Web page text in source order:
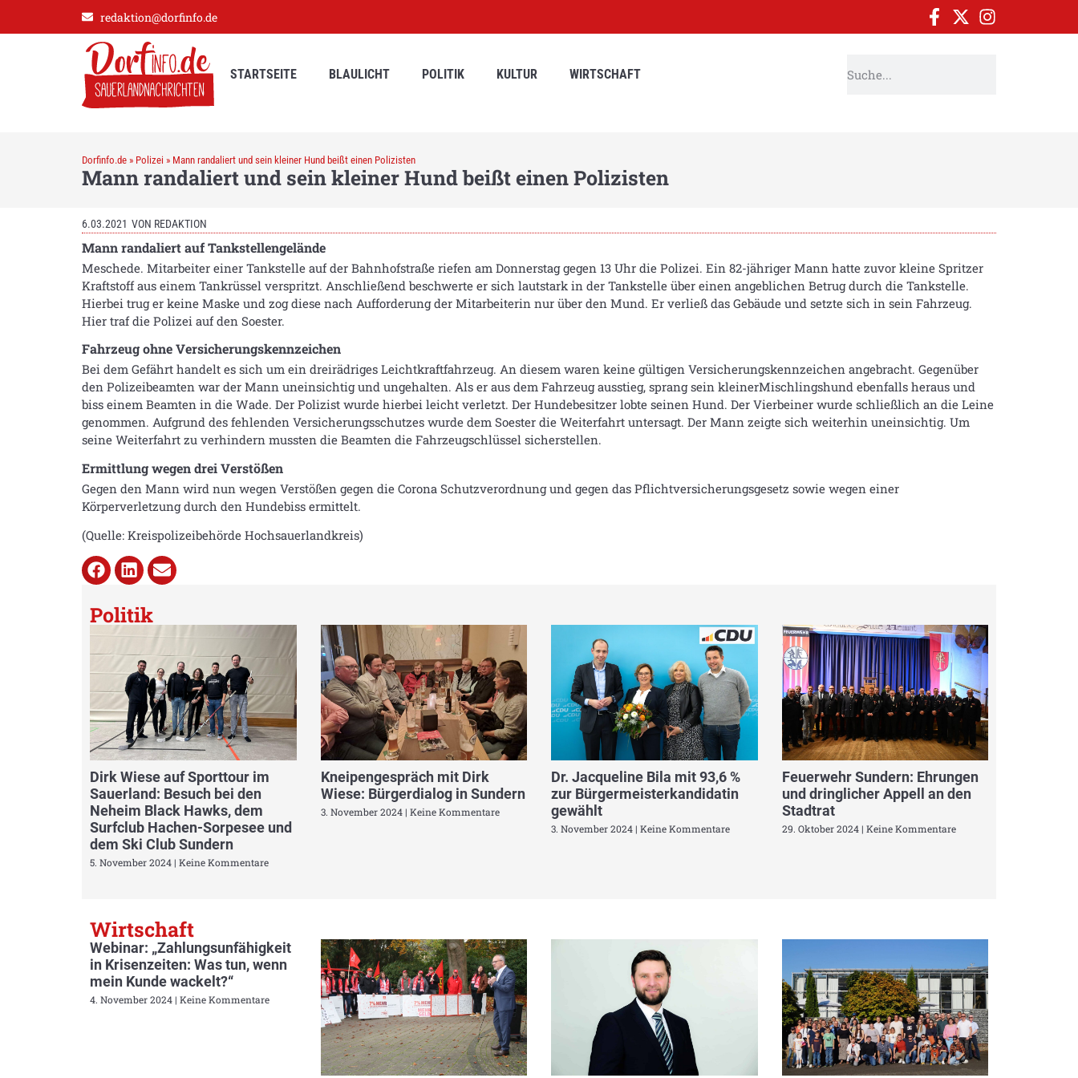
redaktion@dorfinfo.de
STARTSEITE BLAULICHT POLITIK KULTUR WIRTSCHAFT
Dorfinfo.de » Polizei » Mann randaliert und sein kleiner Hund beißt einen Polizisten
Mann randaliert und sein kleiner Hund beißt einen Polizisten
6.03.2021 VON REDAKTION
Mann randaliert auf Tankstellengelände
Meschede. Mitarbeiter einer Tankstelle auf der Bahnhofstraße riefen am Donnerstag gegen 13 Uhr die Polizei. Ein 82-jähriger Mann hatte zuvor kleine Spritzer
Kraftstoff aus einem Tankrüssel verspritzt. Anschließend beschwerte er sich lautstark in der Tankstelle über einen angeblichen Betrug durch die Tankstelle.
Hierbei trug er keine Maske und zog diese nach Aufforderung der Mitarbeiterin nur über den Mund. Er verließ das Gebäude und setzte sich in sein Fahrzeug.
Hier traf die Polizei auf den Soester.
Fahrzeug ohne Versicherungskennzeichen
Bei dem Gefährt handelt es sich um ein dreirädriges Leichtkraftfahrzeug. An diesem waren keine gültigen Versicherungskennzeichen angebracht. Gegenüber
den Polizeibeamten war der Mann uneinsichtig und ungehalten. Als er aus dem Fahrzeug ausstieg, sprang sein kleinerMischlingshund ebenfalls heraus und
biss einem Beamten in die Wade. Der Polizist wurde hierbei leicht verletzt. Der Hundebesitzer lobte seinen Hund. Der Vierbeiner wurde schließlich an die Leine
genommen. Aufgrund des fehlenden Versicherungsschutzes wurde dem Soester die Weiterfahrt untersagt. Der Mann zeigte sich weiterhin uneinsichtig. Um
seine Weiterfahrt zu verhindern mussten die Beamten die Fahrzeugschlüssel sicherstellen.
Ermittlung wegen drei Verstößen
Gegen den Mann wird nun wegen Verstößen gegen die Corona Schutzverordnung und gegen das Pflichtversicherungsgesetz sowie wegen einer
Körperverletzung durch den Hundebiss ermittelt.
(Quelle: Kreispolizeibehörde Hochsauerlandkreis)
Politik
Dirk Wiese auf Sporttour im
Sauerland: Besuch bei den
Neheim Black Hawks, dem
Surfclub Hachen-Sorpesee und
dem Ski Club Sundern
5. November 2024 Keine Kommentare
Kneipengespräch mit Dirk
Wiese: Bürgerdialog in Sundern
3. November 2024 Keine Kommentare
Dr. Jacqueline Bila mit 93,6 %
zur Bürgermeisterkandidatin
gewählt
3. November 2024 Keine Kommentare
Feuerwehr Sundern: Ehrungen
und dringlicher Appell an den
Stadtrat
29. Oktober 2024 Keine Kommentare
Wirtschaft
Webinar: „Zahlungsunfähigkeit
in Krisenzeiten: Was tun, wenn
mein Kunde wackelt?“
4. November 2024 Keine Kommentare